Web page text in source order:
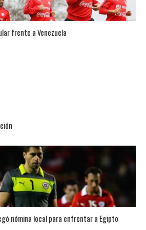
frente a Venezuela
nómina local para enfrentar a Egipto